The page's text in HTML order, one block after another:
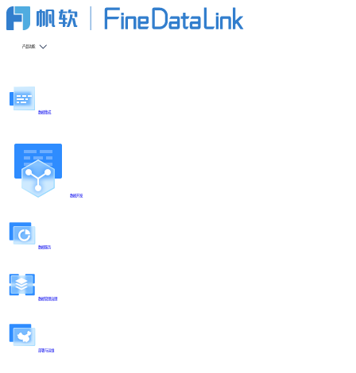
产品功能
数据集成
数据开发
数据服务
数据管理治理
部署与运维